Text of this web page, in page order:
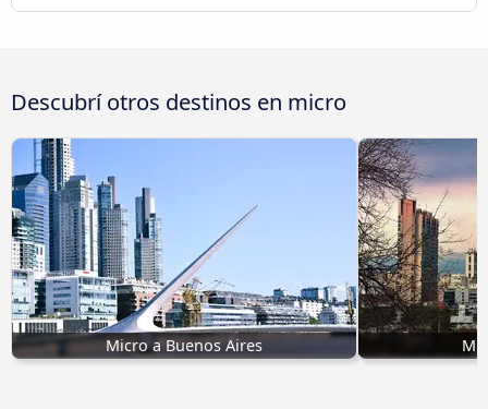
Descubrí otros destinos en micro
Micro a Buenos Aires